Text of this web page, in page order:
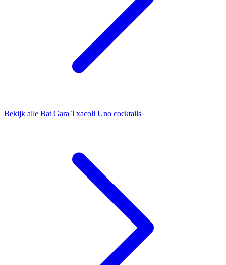
Bekijk alle Bat Gara Txacoli Uno cocktails